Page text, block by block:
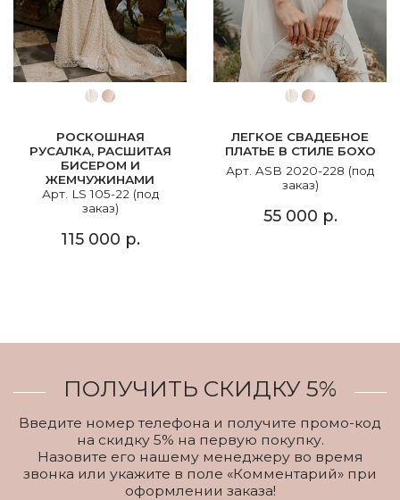
РОСКОШНАЯ
РУСАЛКА, РАСШИТАЯ
БИСЕРОМ И
ЖЕМЧУЖИНАМИ
Арт. LS 105-22 (под
заказ)
115 000 р.
ЛЕГКОЕ СВАДЕБНОЕ
ПЛАТЬЕ В СТИЛЕ БОХО
Арт. ASB 2020-228 (под
заказ)
55 000 р.
ПОЛУЧИТЬ СКИДКУ 5%
Введите номер телефона и получите промо-код
на скидку 5% на первую покупку.
Назовите его нашему менеджеру во время
звонка или укажите в поле «Комментарий» при
оформлении заказа!